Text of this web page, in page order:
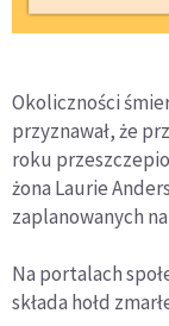
Okoliczności
przyznawał, że
roku
żona Laurie
zaplanowanych
Na portalach
składa hołd